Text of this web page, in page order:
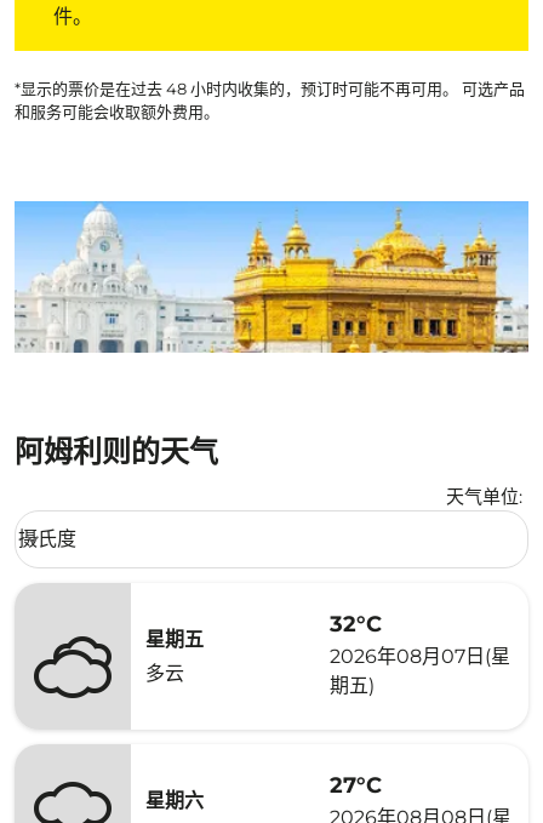
件。
*显示的票价是在过去 48 小时内收集的，预订时可能不再可用。 可选产品
和服务可能会收取额外费用。
阿姆利则的天气
天气单位:
Weather unit option 摄氏度 Selected
摄氏度
keyboard_arrow_down
星期五
多云
32°C
2026年08月07日(星
期五)
星期六
27°C
2026年08月08日(星